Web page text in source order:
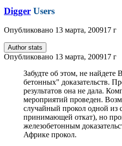
Digger Users
Опубликовано 13 марта, 200917 г
Author stats
Опубликовано 13 марта, 200917 г
Забудте об этом, не найдете
бетонных" доказательств.
результатов она не дала.
мероприятий проведен.
случайный прокол одной из
принимающей откат), но
железобетонным
Африке прокол.